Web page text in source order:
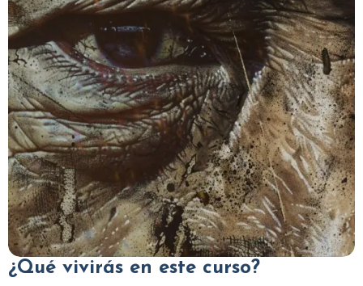
¿Qué vivirás en este curso?